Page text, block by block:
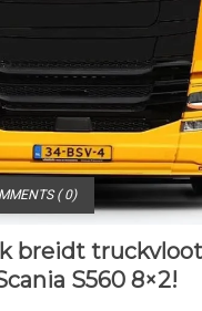
( 0)
breidt
S560 8×2!